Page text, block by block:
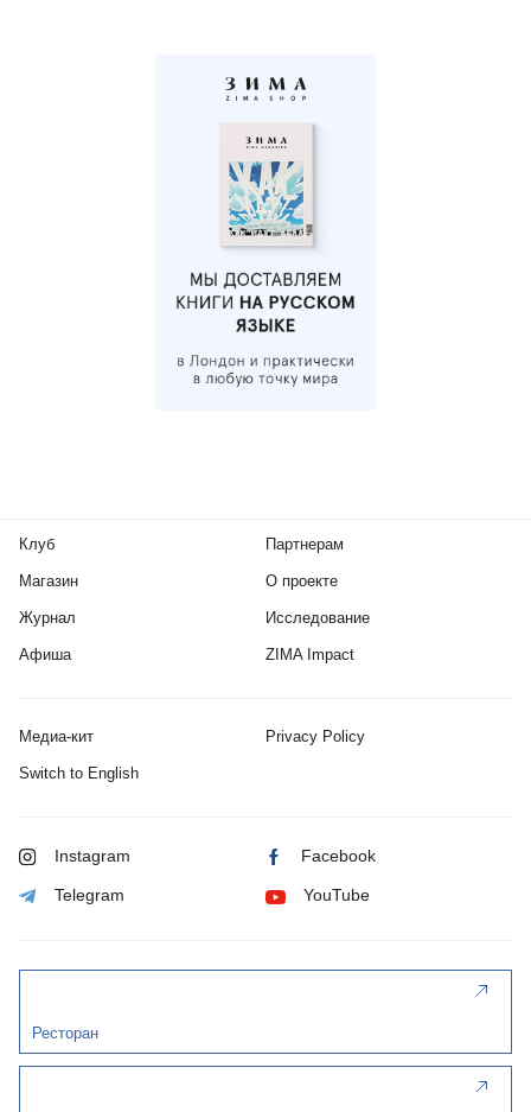
Клуб
Магазин
Журнал
Афиша
Партнерам
О проекте
Исследование
ZIMA Impact
Медиа-кит Privacy Policy
Switch to English
Instagram Facebook
Telegram YouTube
Ресторан